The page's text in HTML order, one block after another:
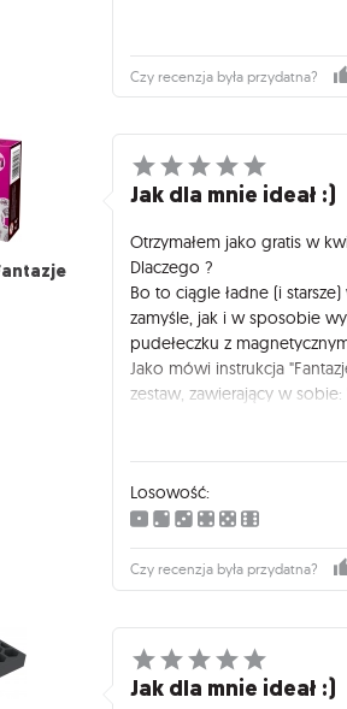
ciemniejszy niż na
widoczności ewentualnych,
faktura materiału nie jest
nadruk wyrazisty
ale nie więcej - mogłaby
Jak zaznaczyła sama
zastosowania - na początek
Czy recenzja była przydatna?
Jak dla mnie ideał :)
Otrzymałem jako gratis w
Dlaczego ?
Bo to ciągle ładne (i
zamyśle, jak i w sposobie
pudełeczku z
Jako mówi instrukcja
zestaw, zawierający w sobie:
To mój pierwszy, większy
ten był tak samo
wcześniej nie miałem.
"Baśnie" to m.in.: wilk wyjący
czy elf.
Średniowiecze", to choćby:
A dzięki "Mitom"
Cyklopa, Zeusa, wraz z
Jak widać po
wyjścia do różnorakich
Można powiedzieć, ze ramy
Losowość:
Czy recenzja była przydatna?
Jak dla mnie ideał :)